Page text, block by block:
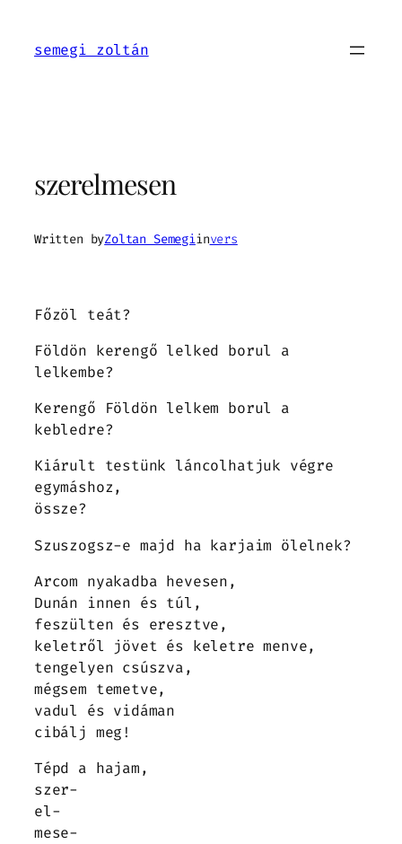
tartalomhoz
semegi zoltán
szerelmesen
Written byZoltan Semegiinvers
Főzöl teát?
Földön kerengő lelked borul a
lelkembe?
Kerengő Földön lelkem borul a
kebledre?
Kiárult testünk láncolhatjuk végre
egymáshoz,
össze?
Szuszogsz-e majd ha karjaim ölelnek?
Arcom nyakadba hevesen,
Dunán innen és túl,
feszülten és eresztve,
keletről jövet és keletre menve,
tengelyen csúszva,
mégsem temetve,
vadul és vidáman
cibálj meg!
Tépd a hajam,
szer-
el-
mese-